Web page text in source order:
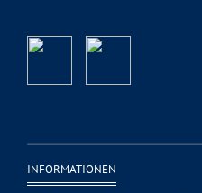
INFORMATIONEN